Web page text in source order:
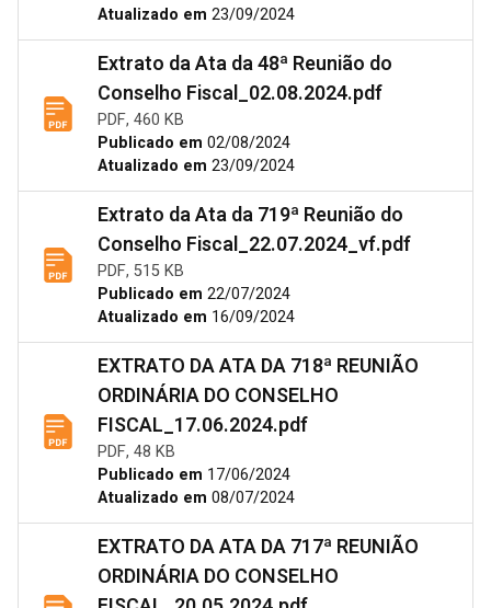
Atualizado em 23/09/2024
Extrato da Ata da 48ª Reunião do
Conselho Fiscal_02.08.2024.pdf
PDF, 460 KB
Publicado em 02/08/2024
Atualizado em 23/09/2024
Extrato da Ata da 719ª Reunião do
Conselho Fiscal_22.07.2024_vf.pdf
PDF, 515 KB
Publicado em 22/07/2024
Atualizado em 16/09/2024
EXTRATO DA ATA DA 718ª REUNIÃO
ORDINÁRIA DO CONSELHO
FISCAL_17.06.2024.pdf
PDF, 48 KB
Publicado em 17/06/2024
Atualizado em 08/07/2024
EXTRATO DA ATA DA 717ª REUNIÃO
ORDINÁRIA DO CONSELHO